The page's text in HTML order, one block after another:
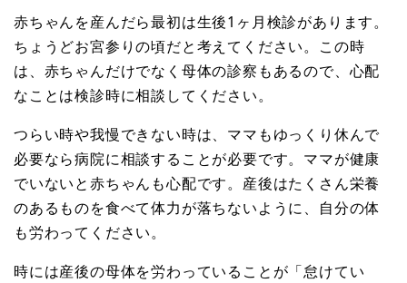
赤ちゃんを産んだら最初は生後1ヶ月検診があります。
ちょうどお宮参りの頃だと考えてください。この時
は、赤ちゃんだけでなく母体の診察もあるので、心配
なことは検診時に相談してください。
つらい時や我慢できない時は、ママもゆっくり休んで
必要なら病院に相談することが必要です。ママが健康
でいないと赤ちゃんも心配です。産後はたくさん栄養
のあるものを食べて体力が落ちないように、自分の体
も労わってください。
時には産後の母体を労わっていることが「怠けてい